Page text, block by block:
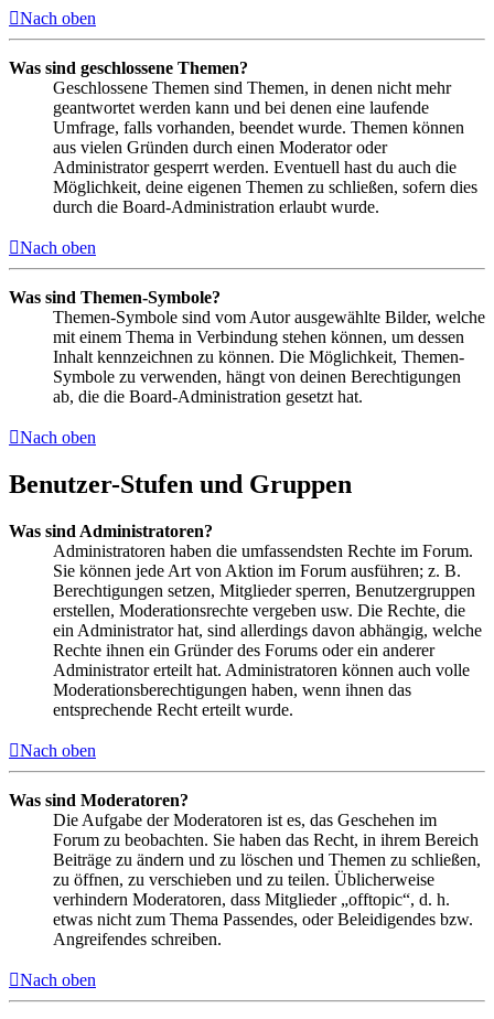
Nach oben
Was sind geschlossene Themen?
Geschlossene Themen sind Themen, in denen nicht mehr
geantwortet werden kann und bei denen eine laufende
Umfrage, falls vorhanden, beendet wurde. Themen können
aus vielen Gründen durch einen Moderator oder
Administrator gesperrt werden. Eventuell hast du auch die
Möglichkeit, deine eigenen Themen zu schließen, sofern dies
durch die Board-Administration erlaubt wurde.
Nach oben
Was sind Themen-Symbole?
Themen-Symbole sind vom Autor ausgewählte Bilder, welche
mit einem Thema in Verbindung stehen können, um dessen
Inhalt kennzeichnen zu können. Die Möglichkeit, Themen-
Symbole zu verwenden, hängt von deinen Berechtigungen
ab, die die Board-Administration gesetzt hat.
Nach oben
Benutzer-Stufen und Gruppen
Was sind Administratoren?
Administratoren haben die umfassendsten Rechte im Forum.
Sie können jede Art von Aktion im Forum ausführen; z. B.
Berechtigungen setzen, Mitglieder sperren, Benutzergruppen
erstellen, Moderationsrechte vergeben usw. Die Rechte, die
ein Administrator hat, sind allerdings davon abhängig, welche
Rechte ihnen ein Gründer des Forums oder ein anderer
Administrator erteilt hat. Administratoren können auch volle
Moderationsberechtigungen haben, wenn ihnen das
entsprechende Recht erteilt wurde.
Nach oben
Was sind Moderatoren?
Die Aufgabe der Moderatoren ist es, das Geschehen im
Forum zu beobachten. Sie haben das Recht, in ihrem Bereich
Beiträge zu ändern und zu löschen und Themen zu schließen,
zu öffnen, zu verschieben und zu teilen. Üblicherweise
verhindern Moderatoren, dass Mitglieder „offtopic“, d. h.
etwas nicht zum Thema Passendes, oder Beleidigendes bzw.
Angreifendes schreiben.
Nach oben